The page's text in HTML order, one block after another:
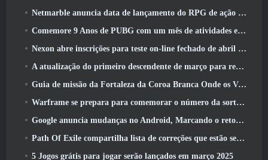
Netmarble anuncia data de lançamento do RPG de ação para domar monstros Mongil: Mergulho nas Estrelas
Comemore 9 Anos de PUBG com um mês de atividades especiais
Nexon abre inscrições para teste on-line fechado de abril do MapleStory Classic World
A atualização do primeiro descendente de março para reequilibrar Sharen e também introduzir novo conteúdo
Guia de missão da Fortaleza da Coroa Branca Onde os Ventos Encontram
Warframe se prepara para comemorar o número da sorte 13 Com eventos de aniversário
Google anuncia mudanças no Android, Marcando o retorno do Fortnite à Play Store
Path Of Exile compartilha lista de correções que estão sendo trabalhadas após o lançamento do Mirage
5 Jogos grátis para jogar serão lançados em março 2025